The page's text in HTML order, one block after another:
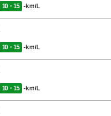
10・15 -km/L
10・15 -km/L
10・15 -km/L